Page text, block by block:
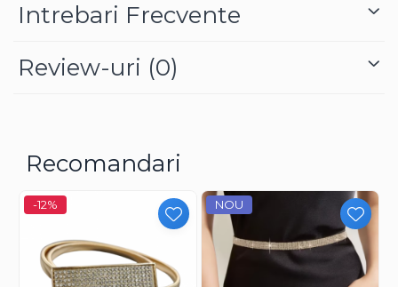
Cureaua este accesoriul esential al garderobei tale,
avand atat rol practic cat si rol estetic. Asa ca o curea in
are efectul de definire a taliei, astfel incat sa obtii silueta
Un accesoriu bine ales trimite un outfit monoton direct
in tendintele de top-fashion!
Intrebari Frecvente
Review-uri (0)
Recomandari
-12% NOU